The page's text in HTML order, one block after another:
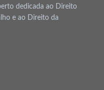
dedicada ao Direito
e ao Direito da